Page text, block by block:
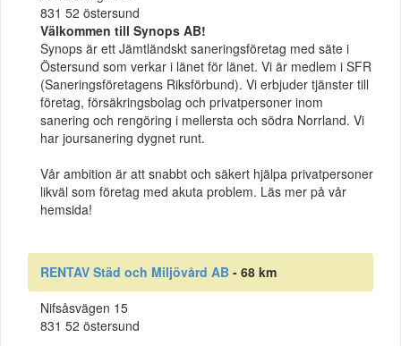
831 52 östersund
Välkommen till Synops AB!
Synops är ett Jämtländskt saneringsföretag med säte i
Östersund som verkar i länet för länet. Vi är medlem i SFR
(Saneringsföretagens Riksförbund). Vi erbjuder tjänster till
företag, försäkringsbolag och privatpersoner inom
sanering och rengöring i mellersta och södra Norrland. Vi
har joursanering dygnet runt.
Vår ambition är att snabbt och säkert hjälpa privatpersoner
likväl som företag med akuta problem. Läs mer på vår
hemsida!
RENTAV Städ och Miljövård AB - 68 km
Nifsåsvägen 15
831 52 östersund